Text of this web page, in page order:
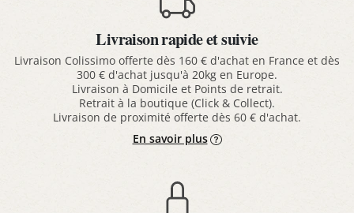
Livraison rapide et suivie
Livraison Colissimo offerte dès 160 € d'achat en France et dès
300 € d'achat jusqu'à 20kg en Europe.
Livraison à Domicile et Points de retrait.
Retrait à la boutique (Click & Collect).
Livraison de proximité offerte dès 60 € d'achat.
En savoir plus